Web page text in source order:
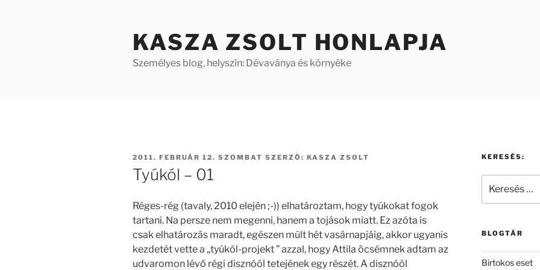
KASZA ZSOLT HONLAPJA
Személyes blog, helyszín: Dévaványa és környéke
BEKÜLDVE:
2011. FEBRUÁR 12. SZOMBAT SZERZŐ: KASZA ZSOLT
Tyúkól – 01
Réges-rég (tavaly, 2010 elején ;-)) elhatároztam, hogy tyúkokat fogok
tartani. Na persze nem megenni, hanem a tojások miatt. Ez azóta is
csak elhatározás maradt, egészen múlt hét vasárnapjáig, akkor ugyanis
kezdetét vette a „tyúkól-projekt ” azzal, hogy Attila öcsémnek adtam az
udvaromon lévő régi disznóól tetejének egy részét. A disznóól
KERESÉS:
következő
BLOGTÁR
Birtokos eset